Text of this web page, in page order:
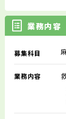
業務内容
募集科目
業務内容